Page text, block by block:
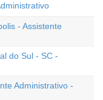
- Assistente
do Sul - SC -
Administrativo -